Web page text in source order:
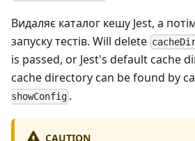
Видаляє каталог кешу Jest, а
запуску тестів. Will delete
is passed, or Jest's default cache
cache directory can be found by
showConfig .
CAUTION